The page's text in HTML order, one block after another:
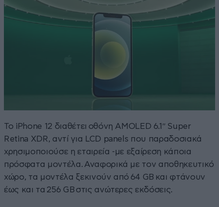
Το iPhone 12 διαθέτει οθόνη AMOLED 6.1″ Super
Retina XDR, αντί για LCD panels που παραδοσιακά
χρησιμοποιούσε η εταιρεία -με εξαίρεση κάποια
πρόσφατα μοντέλα. Αναφορικά με τον αποθηκευτικό
χώρο, τα μοντέλα ξεκινούν από 64 GB και φτάνουν
έως και τα 256 GB στις ανώτερες εκδόσεις.